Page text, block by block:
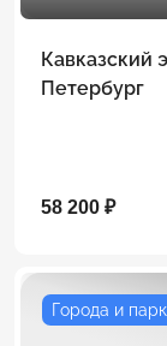
Кавказский
Петербург
58 200 ₽
Города и